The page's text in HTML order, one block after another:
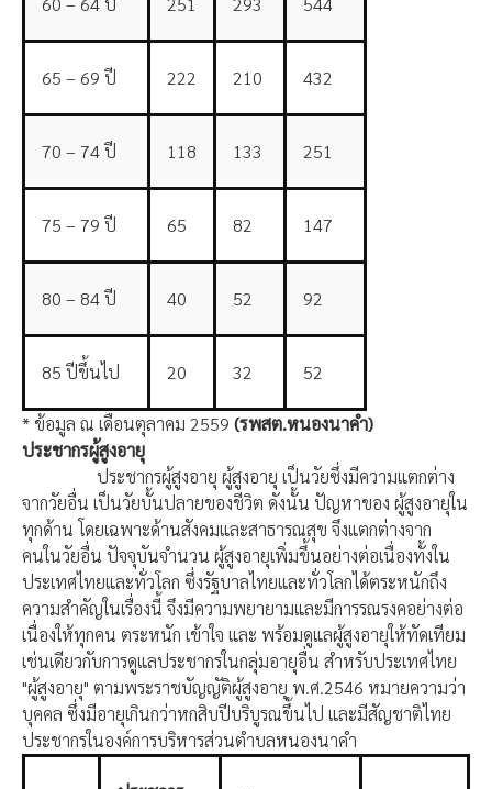
65 – 69 ปี 222 210 432
70 – 74 ปี 118 133 251
75 – 79 ปี 65 82 147
80 – 84 ปี 40 52 92
85 ปีขึ้นไป 20 32 52
* ข้อมูล ณ เดือนตุลาคม 2559 (รพสต.หนองนาคำ)
ประชากรผู้สูงอายุ
ประชากรผู้สูงอายุ ผู้สูงอายุ เป็นวัยซึ่งมีความแตกต่าง
จากวัยอื่น เป็นวัยบั้นปลายของชีวิต ดังนั้น ปัญหาของ ผู้สูงอายุใน
ทุกด้าน โดยเฉพาะด้านสังคมและสาธารณสุข จึงแตกต่างจาก
คนในวัยอื่น ปัจจุบันจํานวน ผู้สูงอายุเพิ่มขึ้นอย่างต่อเนื่องทั้งใน
ประเทศไทยและทั่วโลก ซึ่งรัฐบาลไทยและทั่วโลกได้ตระหนักถึง
ความสําคัญในเรื่องนี้ จึงมีความพยายามและมีการรณรงคอย่างต่อ
เนื่องให้ทุกคน ตระหนัก เข้าใจ และ พร้อมดูแลผู้สูงอายุให้ทัดเทียม
เช่นเดียวกับการดูแลประชากรในกลุ่มอายุอื่น สําหรับประเทศไทย
"ผู้สูงอายุ" ตามพระราชบัญญัติผู้สูงอายุ พ.ศ.2546 หมายความว่า
บุคคล ซึ่งมีอายุเกินกว่าหกสิบปีบริบูรณขึ้นไป และมีสัญชาติไทย
ประชากรในองค์การบริหารส่วนตำบลหนองนาคำ